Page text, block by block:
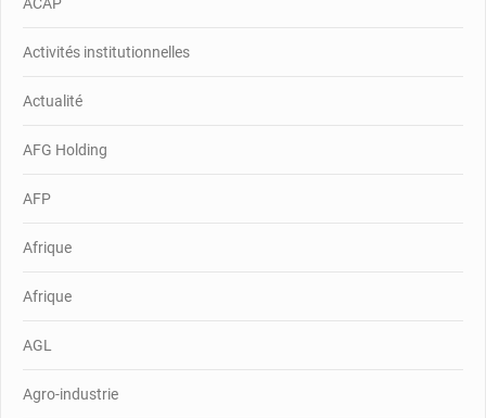
ACAP
Activités institutionnelles
Actualité
AFG Holding
AFP
Afrique
Afrique
AGL
Agro-industrie